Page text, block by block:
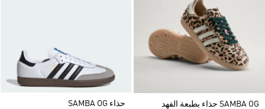
SAMBA OG حذاء بطبعة الفهد
حذاء SAMBA OG